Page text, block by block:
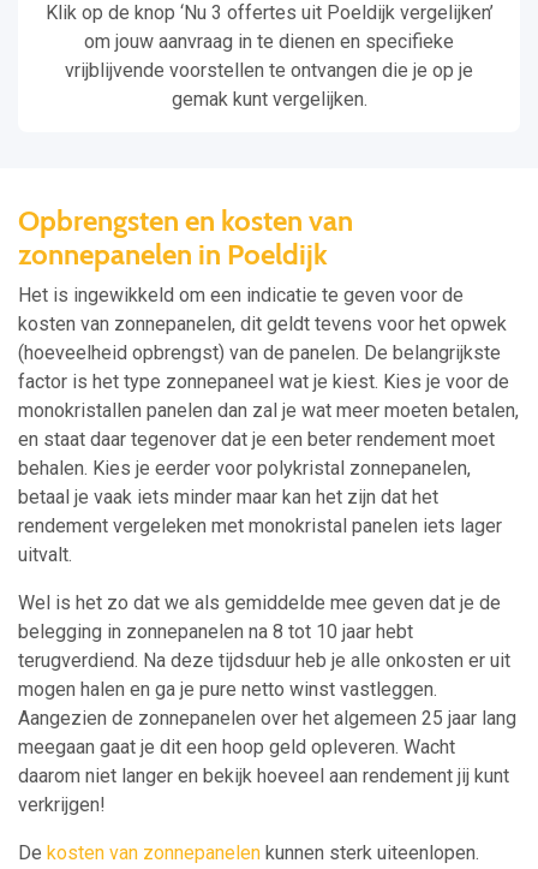
Klik op de knop ‘Nu 3 offertes uit Poeldijk vergelijken’
om jouw aanvraag in te dienen en specifieke
vrijblijvende voorstellen te ontvangen die je op je
gemak kunt vergelijken.
Opbrengsten en kosten van
zonnepanelen in Poeldijk
Het is ingewikkeld om een indicatie te geven voor de
kosten van zonnepanelen, dit geldt tevens voor het opwek
(hoeveelheid opbrengst) van de panelen. De belangrijkste
factor is het type zonnepaneel wat je kiest. Kies je voor de
monokristallen panelen dan zal je wat meer moeten betalen,
en staat daar tegenover dat je een beter rendement moet
behalen. Kies je eerder voor polykristal zonnepanelen,
betaal je vaak iets minder maar kan het zijn dat het
rendement vergeleken met monokristal panelen iets lager
uitvalt.
Wel is het zo dat we als gemiddelde mee geven dat je de
belegging in zonnepanelen na 8 tot 10 jaar hebt
terugverdiend. Na deze tijdsduur heb je alle onkosten er uit
mogen halen en ga je pure netto winst vastleggen.
Aangezien de zonnepanelen over het algemeen 25 jaar lang
meegaan gaat je dit een hoop geld opleveren. Wacht
daarom niet langer en bekijk hoeveel aan rendement jij kunt
verkrijgen!
De kosten van zonnepanelen kunnen sterk uiteenlopen.